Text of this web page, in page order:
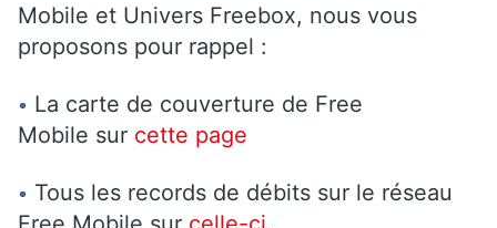
Mobile et Univers Freebox, nous vous
proposons pour rappel :
La carte de couverture de Free
Mobile sur cette page
Tous les records de débits sur le réseau